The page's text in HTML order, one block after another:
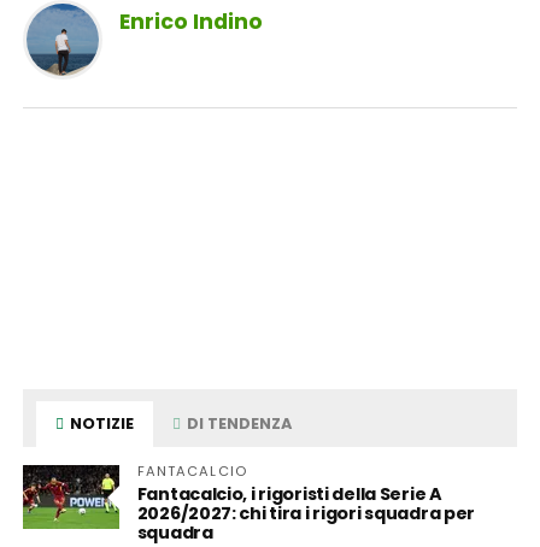
Enrico Indino
NOTIZIE DI TENDENZA
FANTACALCIO
Fantacalcio, i rigoristi della Serie A
2026/2027: chi tira i rigori squadra per
squadra